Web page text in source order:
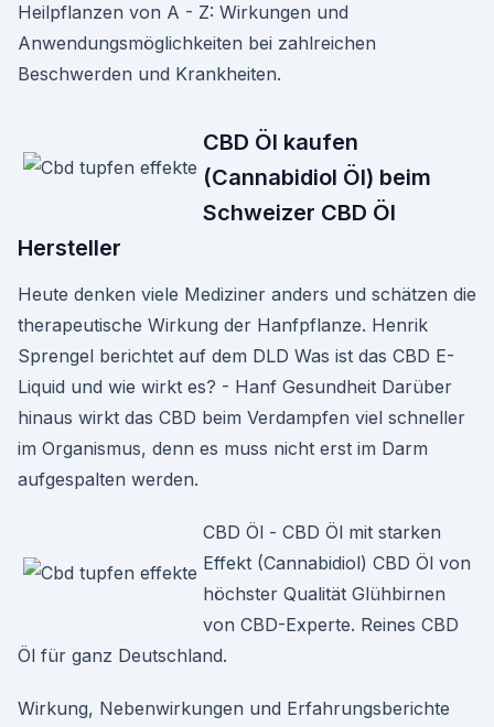
Heilpflanzen von A - Z: Wirkungen und
Anwendungsmöglichkeiten bei zahlreichen
Beschwerden und Krankheiten.
CBD Öl kaufen
(Cannabidiol Öl) beim
Schweizer CBD Öl
Hersteller
Heute denken viele Mediziner anders und schätzen die
therapeutische Wirkung der Hanfpflanze. Henrik
Sprengel berichtet auf dem DLD Was ist das CBD E-
Liquid und wie wirkt es? - Hanf Gesundheit Darüber
hinaus wirkt das CBD beim Verdampfen viel schneller
im Organismus, denn es muss nicht erst im Darm
aufgespalten werden.
CBD Öl - CBD Öl mit starken
Effekt (Cannabidiol) CBD Öl von
höchster Qualität Glühbirnen
von CBD-Experte. Reines CBD
Öl für ganz Deutschland.
Wirkung, Nebenwirkungen und Erfahrungsberichte